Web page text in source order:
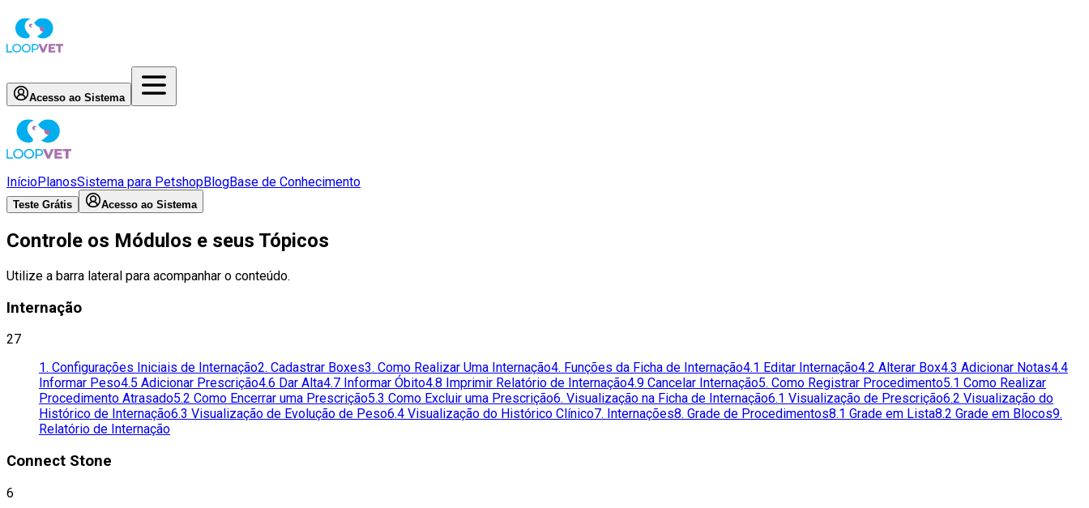
Acesso ao Sistema
InícioPlanosSistema para PetshopBlogBase de Conhecimento
Teste Grátis Acesso ao Sistema
Controle os Módulos e seus Tópicos
Utilize a barra lateral para acompanhar o conteúdo.
Internação
27
1. Configurações Iniciais de Internação2. Cadastrar Boxes3. Como Realizar Uma Internação4. Funções da Ficha de Internação4.1 Editar Internação4.2 Alterar Box4.3 Adicionar Notas4.4
Informar Peso4.5 Adicionar Prescrição4.6 Dar Alta4.7 Informar Óbito4.8 Imprimir Relatório de Internação4.9 Cancelar Internação5. Como Registrar Procedimento5.1 Como Realizar
Procedimento Atrasado5.2 Como Encerrar uma Prescrição5.3 Como Excluir uma Prescrição6. Visualização na Ficha de Internação6.1 Visualização de Prescrição6.2 Visualização do
Histórico de Internação6.3 Visualização de Evolução de Peso6.4 Visualização do Histórico Clínico7. Internações8. Grade de Procedimentos8.1 Grade em Lista8.2 Grade em Blocos9.
Relatório de Internação
Connect Stone
6